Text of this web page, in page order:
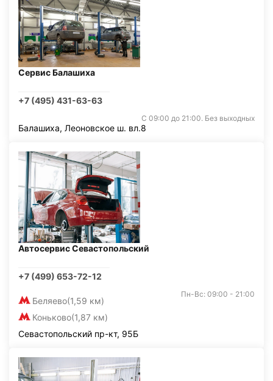
Сервис Балашиха
+7 (495) 431-63-63
С 09:00 до 21:00. Без выходных
Балашиха, Леоновское ш. вл.8
Автосервис Севастопольский
+7 (499) 653-72-12
Беляево(1,59 км)
Коньково(1,87 км)
Пн-Вс: 09:00 - 21:00
Севастопольский пр-кт, 95Б